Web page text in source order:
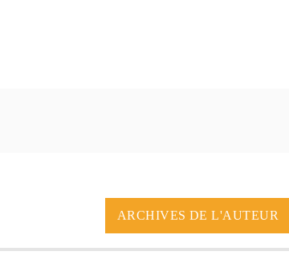
ARCHIVES DE L'AUTEUR